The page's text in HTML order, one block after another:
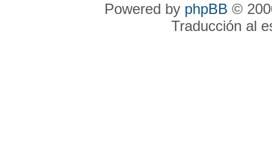
Powered by phpBB ©
Traducción al